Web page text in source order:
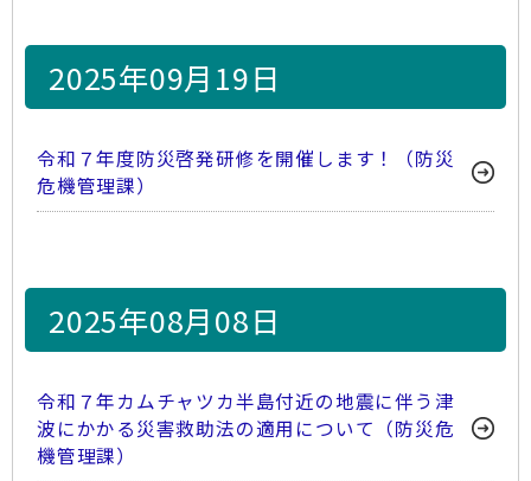
2025年09月19日
令和７年度防災啓発研修を開催します！（防災
危機管理課）
2025年08月08日
令和７年カムチャツカ半島付近の地震に伴う津
波にかかる災害救助法の適用について（防災危
機管理課）